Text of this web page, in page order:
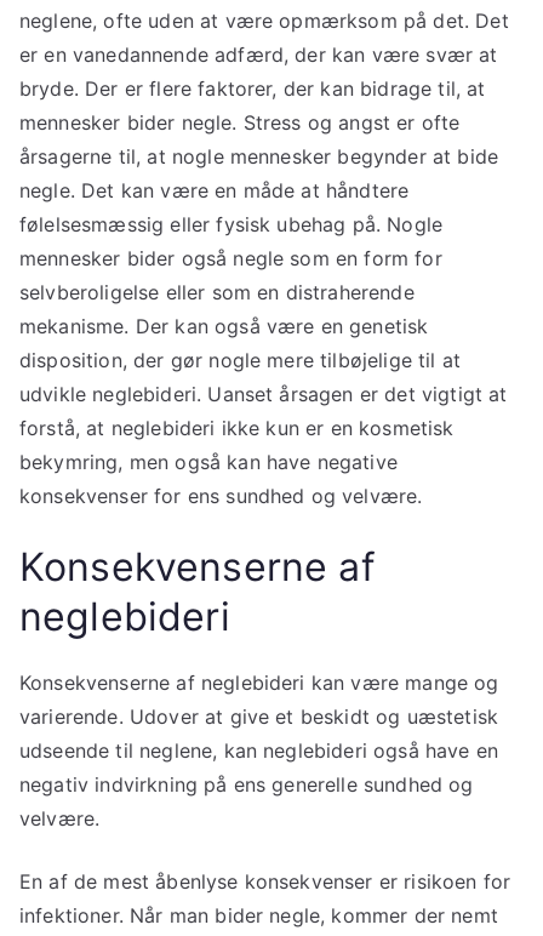
neglene, ofte uden at være opmærksom på det. Det
er en vanedannende adfærd, der kan være svær at
bryde. Der er flere faktorer, der kan bidrage til, at
mennesker bider negle. Stress og angst er ofte
årsagerne til, at nogle mennesker begynder at bide
negle. Det kan være en måde at håndtere
følelsesmæssig eller fysisk ubehag på. Nogle
mennesker bider også negle som en form for
selvberoligelse eller som en distraherende
mekanisme. Der kan også være en genetisk
disposition, der gør nogle mere tilbøjelige til at
udvikle neglebideri. Uanset årsagen er det vigtigt at
forstå, at neglebideri ikke kun er en kosmetisk
bekymring, men også kan have negative
konsekvenser for ens sundhed og velvære.
Konsekvenserne af
neglebideri
Konsekvenserne af neglebideri kan være mange og
varierende. Udover at give et beskidt og uæstetisk
udseende til neglene, kan neglebideri også have en
negativ indvirkning på ens generelle sundhed og
velvære.
En af de mest åbenlyse konsekvenser er risikoen for
infektioner. Når man bider negle, kommer der nemt